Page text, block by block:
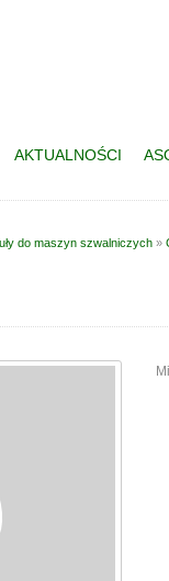
AKTUALNOŚCI
do maszyn szwalniczych »